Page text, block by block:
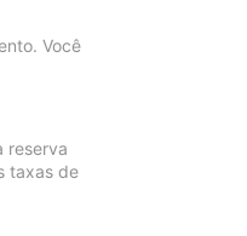
Você
reserva
taxas de